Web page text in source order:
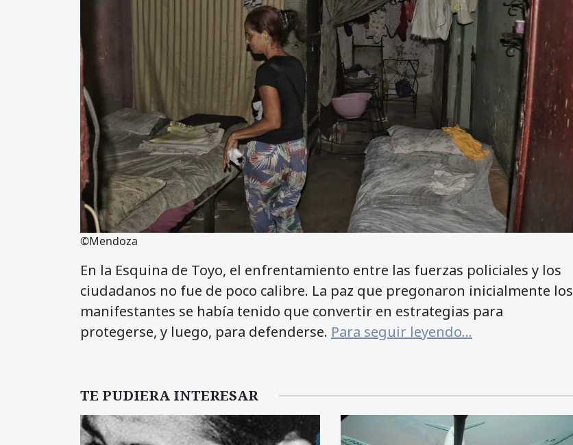
©Mendoza
En la Esquina de Toyo, el enfrentamiento entre las fuerzas policiales y los
ciudadanos no fue de poco calibre. La paz que pregonaron inicialmente los
manifestantes se había tenido que convertir en estrategias para
protegerse, y luego, para defenderse. Para seguir leyendo…
TE PUDIERA INTERESAR